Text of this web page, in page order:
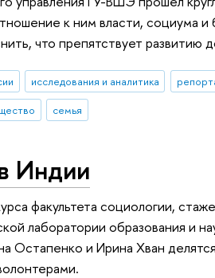
к ним власти, социума и
что препятствует развитию
исследования и аналитика
семья
Индии
факультета социологии,
лаборатории образования и
Остапенко и Ирина Хван